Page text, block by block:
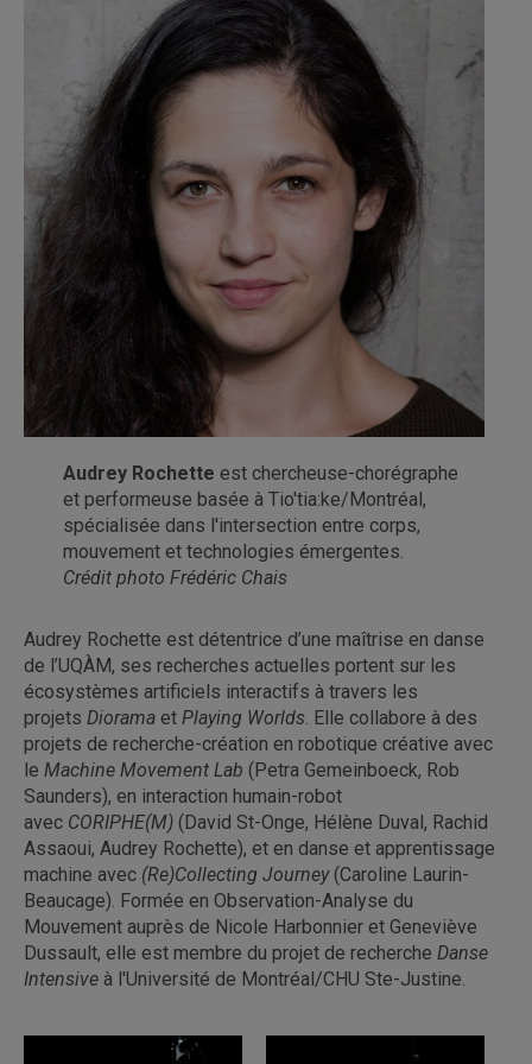
Audrey Rochette est chercheuse-chorégraphe
et performeuse basée à Tio'tia:ke/Montréal,
spécialisée dans l'intersection entre corps,
mouvement et technologies émergentes.
Crédit photo Frédéric Chais
Audrey Rochette est détentrice d’une maîtrise en danse
de l’UQÀM, ses recherches actuelles portent sur les
écosystèmes artificiels interactifs à travers les
projets Diorama et Playing Worlds. Elle collabore à des
projets de recherche-création en robotique créative avec
le Machine Movement Lab (Petra Gemeinboeck, Rob
Saunders), en interaction humain-robot
avec CORIPHE(M) (David St-Onge, Hélène Duval, Rachid
Assaoui, Audrey Rochette), et en danse et apprentissage
machine avec (Re)Collecting Journey(Caroline Laurin-
Beaucage). Formée en Observation-Analyse du
Mouvement auprès de Nicole Harbonnier et Geneviève
Dussault, elle est membre du projet de recherche Danse
Intensive à l'Université de Montréal/CHU Ste-Justine.